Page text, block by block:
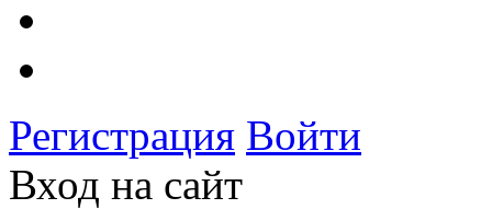
Регистрация Войти
Вход на сайт